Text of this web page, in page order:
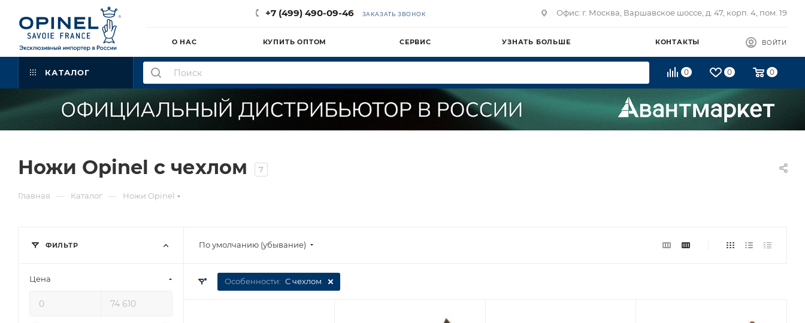
+7 (499) 490-09-46 ЗАКАЗАТЬ ЗВОНОК Офис: г. Москва, Варшавское шоссе, д. 47, корп. 4, пом. 19
О НАС КУПИТЬ ОПТОМ СЕРВИС УЗНАТЬ БОЛЬШЕ КОНТАКТЫ ВОЙТИ
КАТАЛОГ 0 0 0
Ножи Opinel с чехлом 7
Главная — Каталог — Ножи Opinel
По умолчанию (убывание)
Особенности: С чехлом
ФИЛЬТР
Цена